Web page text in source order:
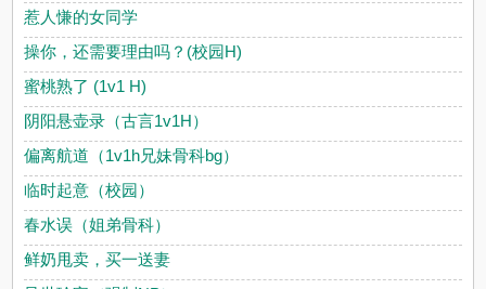
惹人慊的女同学
操你，还需要理由吗？(校园H)
蜜桃熟了 (1v1 H)
阴阳悬壶录（古言1v1H）
偏离航道（1v1h兄妹骨科bg）
临时起意（校园）
春水误（姐弟骨科）
鲜奶甩卖，买一送妻